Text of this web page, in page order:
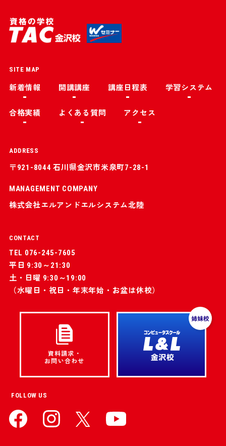
SITE MAP
新着情報 開講講座 講座日程表 学習システム
合格実績 よくある質問 アクセス
ADDRESS
〒921-8044 石川県金沢市米泉町7-28-1
MANAGEMENT COMPANY
株式会社エルアンドエルシステム北陸
CONTACT
TEL 076-245-7605
平日 9:30～21:30
土・日曜 9:30～19:00
（水曜日・祝日・年末年始・お盆は休校）
FOLLOW US
資料請求・
お問い合わせ
姉妹校